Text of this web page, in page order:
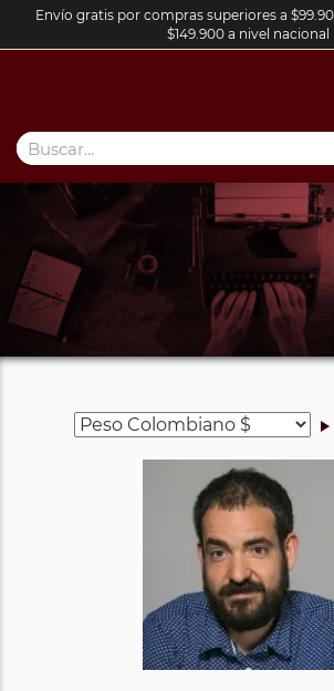
Envío gratis por compras superiores a
$149.900 a nivel nacional